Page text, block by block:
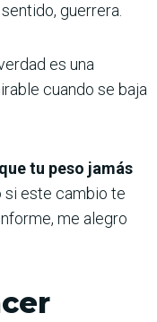
guerrera.
es una
cuando se baja
tu peso jamás
si este cambio te
me alegro